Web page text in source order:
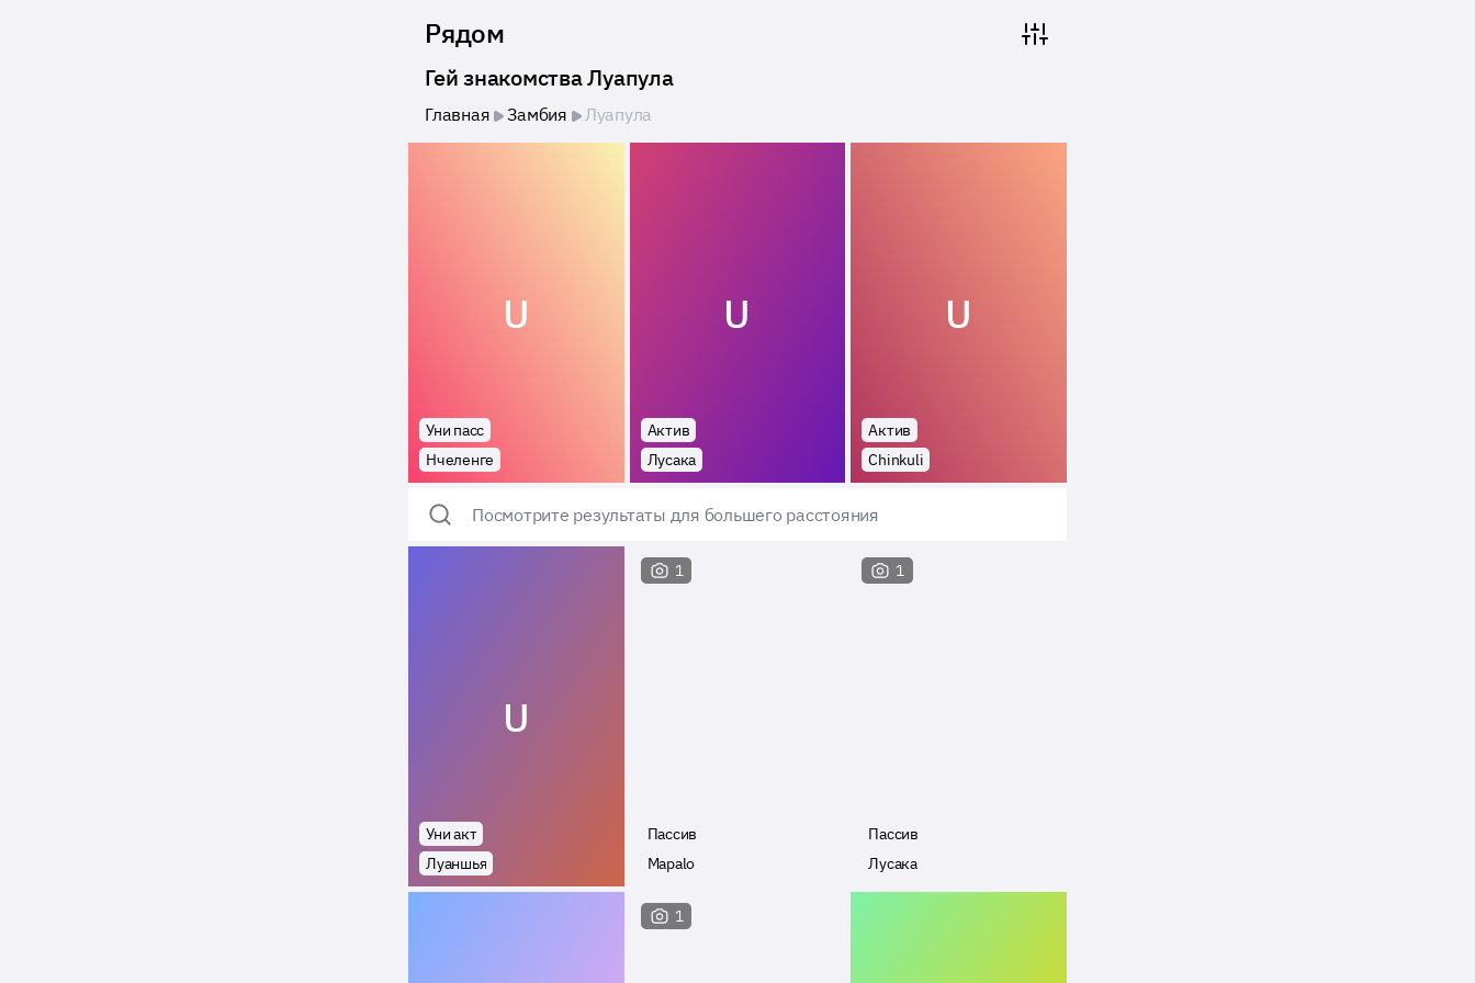
Рядом
Гей знакомства Луапула
Главная Замбия Луапула
U
Уни пасс
Нчеленге
U
Актив
Лусака
U
Актив
Chinkuli
Посмотрите результаты для большего расстояния
U
Уни акт
Луаншья
1
Пассив
Mapalo
1
Пассив
Лусака
1